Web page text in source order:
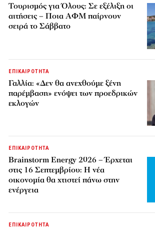
Τουρισμός για Όλους: Σε εξέλιξη οι
αιτήσεις – Ποια ΑΦΜ παίρνουν
σειρά το Σάββατο
ΕΠΙΚΑΙΡΟΤΗΤΑ
Γαλλία: «Δεν θα ανεχθούμε ξένη
παρέμβαση» ενόψει των προεδρικών
εκλογών
ΕΠΙΚΑΙΡΟΤΗΤΑ
Brainstorm Energy 2026 – Έρχεται
στις 16 Σεπτεμβρίου: Η νέα
οικονομία θα χτιστεί πάνω στην
ενέργεια
ΕΠΙΚΑΙΡΟΤΗΤΑ